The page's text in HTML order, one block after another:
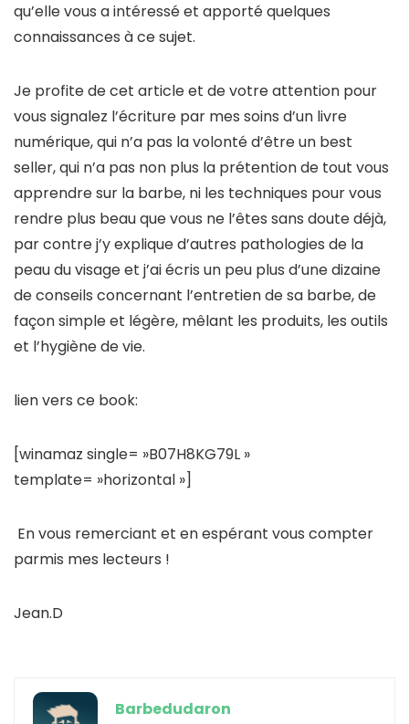
qu’elle vous a intéressé et apporté quelques
connaissances à ce sujet.
Je profite de cet article et de votre attention pour
vous signalez l’écriture par mes soins d’un livre
numérique, qui n’a pas la volonté d’être un best
seller, qui n’a pas non plus la prétention de tout vous
apprendre sur la barbe, ni les techniques pour vous
rendre plus beau que vous ne l’êtes sans doute déjà,
par contre j’y explique d’autres pathologies de la
peau du visage et j’ai écris un peu plus d’une dizaine
de conseils concernant l’entretien de sa barbe, de
façon simple et légère, mêlant les produits, les outils
et l’hygiène de vie.
lien vers ce book:
[winamaz single= »B07H8KG79L »
template= »horizontal »]
En vous remerciant et en espérant vous compter
parmis mes lecteurs !
Jean.D
Barbedudaron